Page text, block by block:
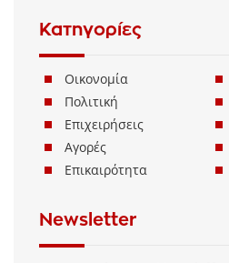
Κατηγορίες
Οικονομία
Πολιτική
Επιχειρήσεις
Αγορές
Επικαιρότητα
Newsletter